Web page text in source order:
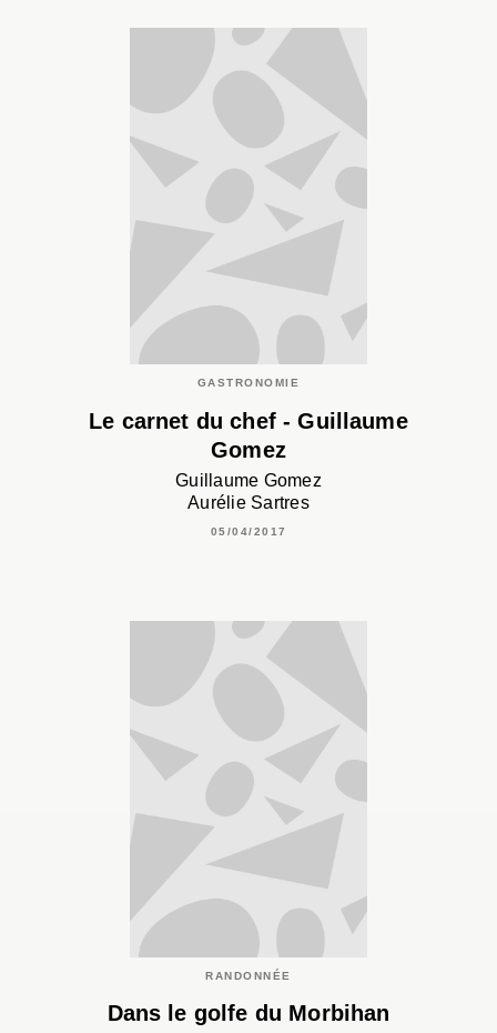
GASTRONOMIE
Le carnet du chef - Guillaume
Gomez
Guillaume Gomez
Aurélie Sartres
05/04/2017
RANDONNÉE
Dans le golfe du Morbihan